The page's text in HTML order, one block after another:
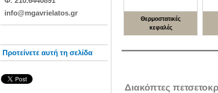
Θερμοστατικές
κεφαλές
Διακόπτες
info@mgavrielatos.gr
Προτείνετε αυτή τη σελίδα